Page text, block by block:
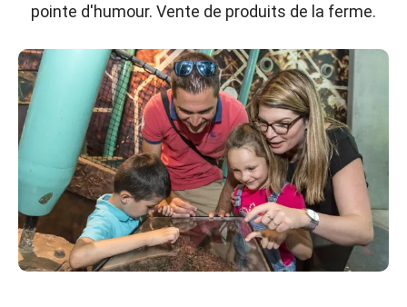
pointe d'humour. Vente de produits de la ferme.